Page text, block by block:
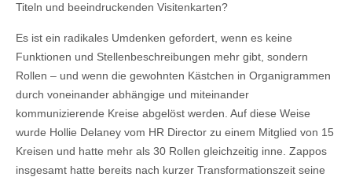
Titeln und beeindruckenden Visitenkarten?
Es ist ein radikales Umdenken gefordert, wenn es keine
Funktionen und Stellenbeschreibungen mehr gibt, sondern
Rollen – und wenn die gewohnten Kästchen in Organigrammen
durch voneinander abhängige und miteinander
kommunizierende Kreise abgelöst werden. Auf diese Weise
wurde Hollie Delaney vom HR Director zu einem Mitglied von 15
Kreisen und hatte mehr als 30 Rollen gleichzeitig inne. Zappos
insgesamt hatte bereits nach kurzer Transformationszeit seine